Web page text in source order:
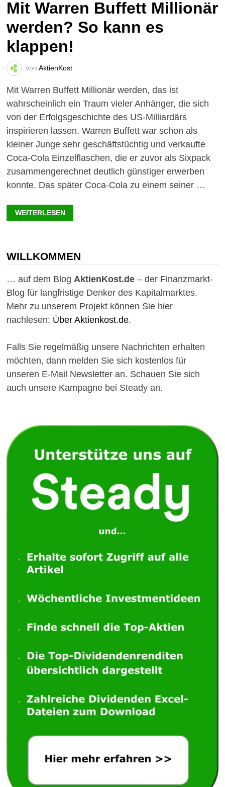
Mit Warren Buffett Millionär
werden? So kann es
klappen!
von AktienKost
Mit Warren Buffett Millionär werden, das ist
wahrscheinlich ein Traum vieler Anhänger, die sich
von der Erfolgsgeschichte des US-Milliardärs
inspirieren lassen. Warren Buffett war schon als
kleiner Junge sehr geschäftstüchtig und verkaufte
Coca-Cola Einzelflaschen, die er zuvor als Sixpack
zusammengerechnet deutlich günstiger erwerben
konnte. Das später Coca-Cola zu einem seiner …
MIT
WARREN
BUFFETT
KANN
ES
KLAPPEN!
WEITERLESEN
WILLKOMMEN
… auf dem Blog AktienKost.de– der Finanzmarkt-
Blog für langfristige Denker des Kapitalmarktes.
Mehr zu unserem Projekt können Sie hier
nachlesen: Über Aktienkost.de.
Falls Sie regelmäßig unsere Nachrichten erhalten
möchten, dann melden Sie sich kostenlos für
unseren E-Mail Newsletter an. Schauen Sie sich
auch unsere Kampagne bei Steady an.